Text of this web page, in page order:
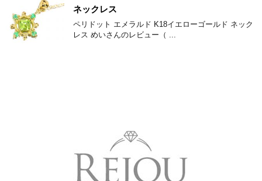
ネックレス
ペリドット エメラルド K18イエローゴールド ネック
レス めいさんのレビュー（ ...